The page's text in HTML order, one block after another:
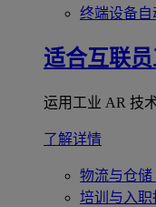
终端设备自
适合互联
运用工业 AR 技
了解详情
物流与仓储
培训与入职